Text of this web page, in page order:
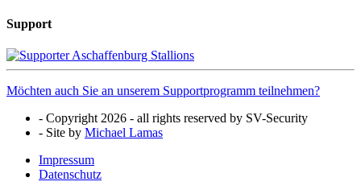
Support
Möchten auch Sie an unserem Supportprogramm teilnehmen?
- Copyright 2026 - all rights reserved by SV-Security
- Site by Michael Lamas
Impressum
Datenschutz